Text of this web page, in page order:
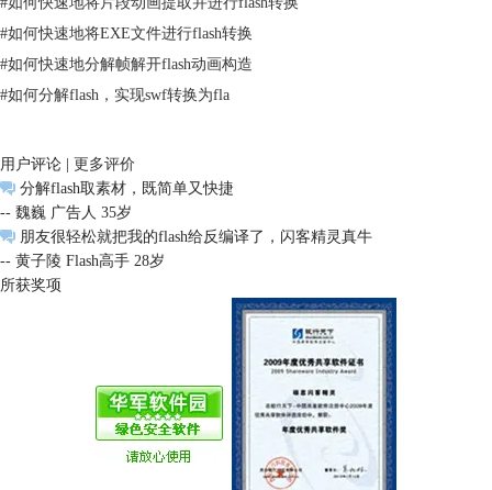
#如何快速地将EXE文件进行flash转换
#如何快速地分解帧解开flash动画构造
#如何分解flash，实现swf转换为fla
用户评论 | 更多评价
分解flash取素材，既简单又快捷
-- 魏巍 广告人 35岁
朋友很轻松就把我的flash给反编译了，闪客精灵真牛
-- 黄子陵 Flash高手 28岁
所获奖项